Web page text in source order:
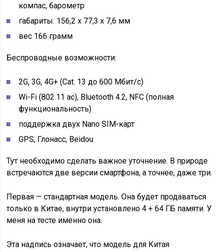
компас, барометр
габариты: 156,2 x 77,3 x 7,6 мм
вес 166 грамм
Беспроводные возможности:
2G, 3G, 4G+ (Cat. 13 до 600 Мбит/с)
Wi-Fi (802.11 ac), Bluetooth 4.2, NFC (полная
функциональность)
поддержка двух Nano SIM-карт
GPS, Глонасс, Beidou
Тут необходимо сделать важное уточнение. В природе
встречаются две версии смартфона, а точнее, даже три.
Первая — стандартная модель. Она будет продаваться
только в Китае, внутри установлено 4 + 64 ГБ памяти. У
меня на тесте именно она.
Эта надпись означает, что модель для Китая